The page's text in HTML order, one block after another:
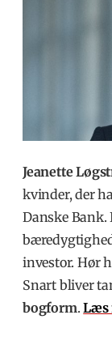
Jeanette
kvinder, der
Danske Bank.
investor. Hør
Snart bliver
bogform.Læs